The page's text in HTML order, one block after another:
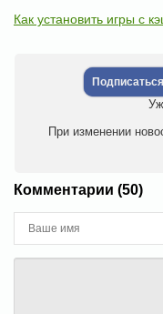
Как установить игры с
При изменении
Комментарии (50)